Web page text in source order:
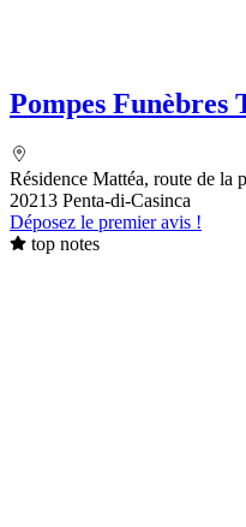
Pompes
TRAVAGLINI
Résidence Mattéa, route de la
20213 Penta-di-Casinca
Déposez le premier avis !
top notes